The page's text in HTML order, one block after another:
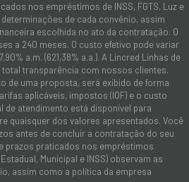
nos empréstimos de INSS, FGTS, Luz e
de cada convênio, assim
escolhida no ato da contratação. O
a 240 meses. O custo efetivo pode variar
a.m. (621,38% a.a.). A Lincred Linhas de
transparência com nossos clientes.
de uma proposta, será exibido de forma
aplicáveis, impostos (IOF) e o custo
de atendimento está disponível para
quaisquer dos valores apresentados. Você
antes de concluir a contratação do seu
prazos praticados nos empréstimos
Municipal e INSS) observam as
assim como a política da empresa